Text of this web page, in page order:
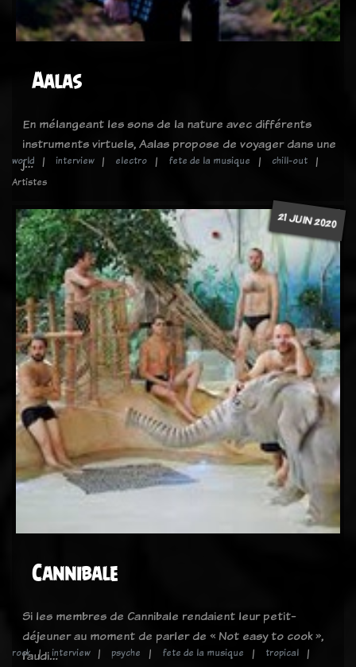
Aalas
En mélangeant les sons de la nature avec différents
instruments virtuels, Aalas propose de voyager dans une
j…
world interview electro fete de la musique
chill-out
Artistes
21 JUIN 2020
Cannibale
Si les membres de Cannibale rendaient leur petit-
déjeuner au moment de parler de « Not easy to cook »,
l’audi…
rock interview psyche fete de la musique
tropical